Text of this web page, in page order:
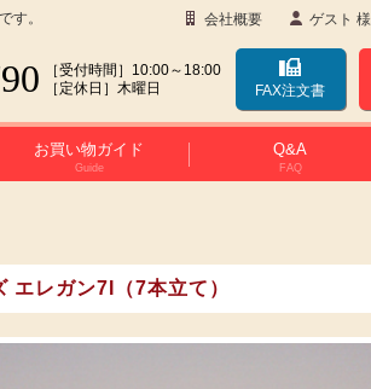
す。 会社概要 ゲスト 様
［受付時間］10:00～18:00
［定休日］木曜日
FAX注文書
お買い物ガイド
Guide
Q&A
FAQ
エレガン7I（7本立て）